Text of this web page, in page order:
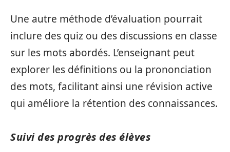
Une autre méthode d’évaluation pourrait
inclure des quiz ou des discussions en classe
sur les mots abordés. L’enseignant peut
explorer les définitions ou la prononciation
des mots, facilitant ainsi une révision active
qui améliore la rétention des connaissances.
Suivi des progrès des élèves